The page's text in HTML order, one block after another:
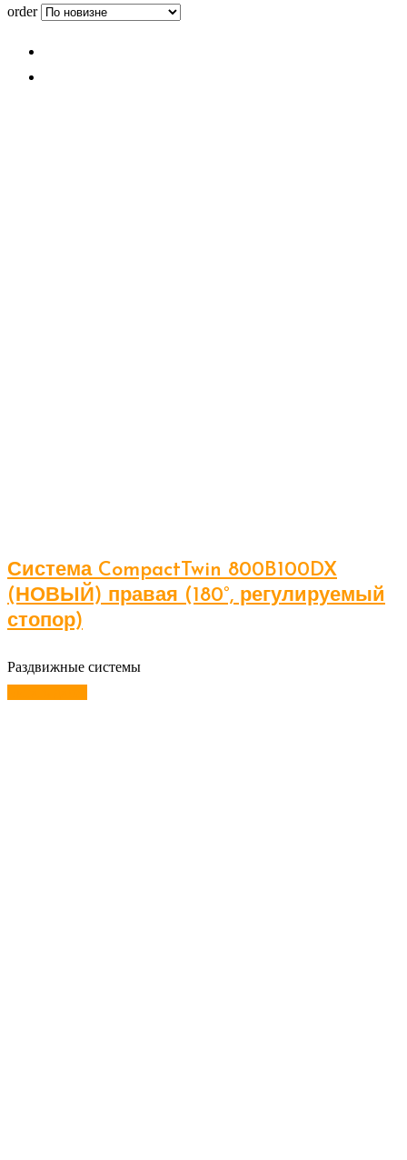
order
Система CompactTwin 800B100DX
(НОВЫЙ) правая (180°, регулируемый
стопор)
Раздвижные системы